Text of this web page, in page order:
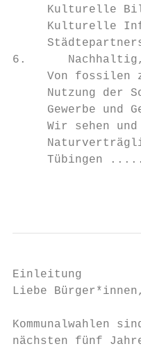
Kulturelle
Kulturelle
6.
Von fossilen
Nutzung der
Gewerbe und
Wir sehen
Tübingen
Einleitung
Liebe Bürger*innen,
Kommunalwahlen
nächsten fünf